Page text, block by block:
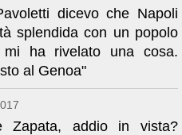
dicevo che Napoli
splendida con un popolo
mi ha rivelato una cosa.
al Genoa"
Zapata, addio in vista?